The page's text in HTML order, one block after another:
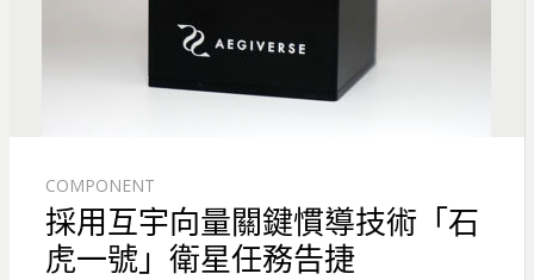
COMPONENT
採用互宇向量關鍵慣導技術「石
虎一號」衛星任務告捷